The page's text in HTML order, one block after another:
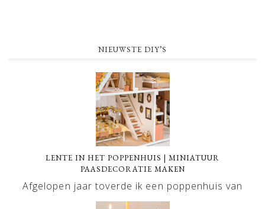
NIEUWSTE DIY’S
LENTE IN HET POPPENHUIS | MINIATUUR
PAASDECORATIE MAKEN
Afgelopen jaar toverde ik een poppenhuis van